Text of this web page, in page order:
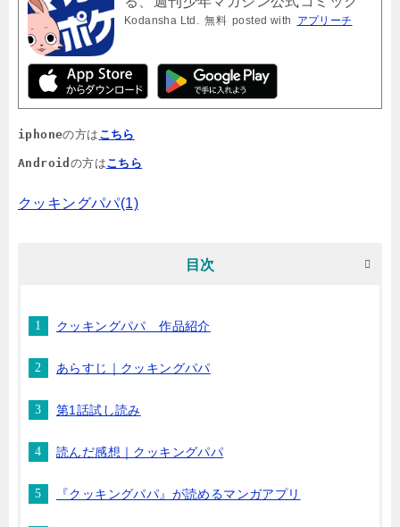
アプリ「マガジンポケット」
Kodansha Ltd. 無料 posted with アプリーチ
iphoneの方は こちら
Android の方はこちら
クッキングパパ(1)
目次
クッキングパパ 作品紹介
あらすじ｜クッキングパパ
第1話試し読み
読んだ感想｜クッキングパパ
『クッキングパパ』が読めるマンガアプリ